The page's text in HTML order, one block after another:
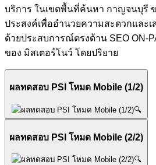
บริการ ในเขตพื้นที่ค้นหา กาญจนบุรี
ประสงค์เพื่ออำนวยความสะดวกและ
ด้วยประสบการณ์ตรงด้าน SEO ON-
ของ มิสเตอร์โนว์ โดยปริยาย
ผลทดสอบ PSI โหมด Mobile (1/2)
🔍
ผลทดสอบ PSI โหมด Mobile (2/2)
🔍